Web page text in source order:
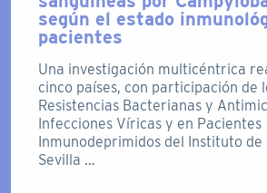
según el estado
pacientes
Una investigación multicéntrica
cinco países, con participación de
Resistencias Bacterianas y
Infecciones Víricas y en Pacientes
Inmunodeprimidos del Instituto de
Sevilla …